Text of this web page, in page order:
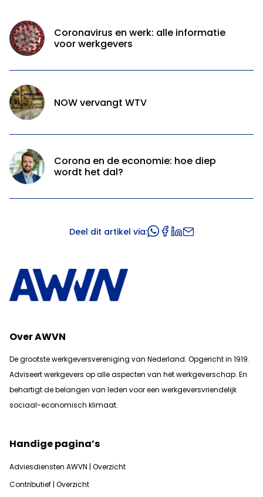
Coronavirus en werk: alle informatie
voor werkgevers
NOW vervangt WTV
Corona en de economie: hoe diep
wordt het dal?
Deel dit artikel via:
Over AWVN
De grootste werkgeversvereniging van Nederland. Opgericht in 1919.
Adviseert werkgevers op alle aspecten van het werkgeverschap. En
behartigt de belangen van leden voor een werkgeversvriendelijk
sociaal-economisch klimaat.
Handige pagina’s
Adviesdiensten AWVN | Overzicht
Contributief | Overzicht